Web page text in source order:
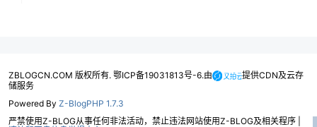
ZBLOGCN.COM 版权所有. 鄂ICP备19031813号-6.由
提供CDN及云存
储服务
Powered By Z-BlogPHP 1.7.3
严禁使用Z-BLOG从事任何非法活动，禁止违法网站使用Z-BLOG及相关程序 |